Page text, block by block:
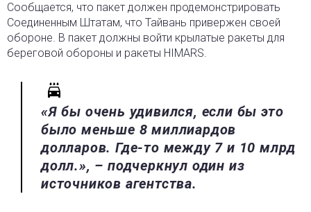
Сообщается, что пакет должен продемонстрировать
Соединенным Штатам, что Тайвань привержен своей
обороне. В пакет должны войти крылатые ракеты для
береговой обороны и ракеты HIMARS.
«Я бы очень удивился, если бы это
было меньше 8 миллиардов
долларов. Где-то между 7 и 10 млрд
долл.», – подчеркнул один из
источников агентства.